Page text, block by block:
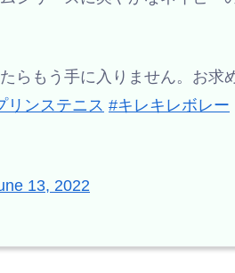
らもう手に入りません。お求
リンステニス #キレキレボレー
13, 2022